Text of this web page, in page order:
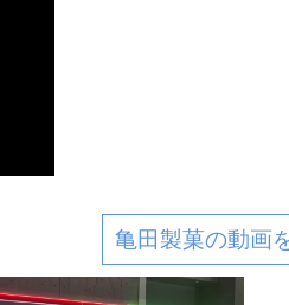
亀田製菓の動画